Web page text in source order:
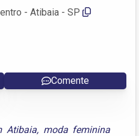
- Atibaia - SP
Comente
Atibaia, moda feminina